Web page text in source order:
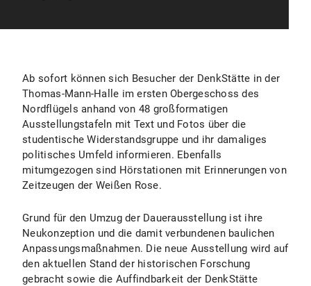
Ab sofort können sich Besucher der DenkStätte in der
Thomas-Mann-Halle im ersten Obergeschoss des
Nordflügels anhand von 48 großformatigen
Ausstellungstafeln mit Text und Fotos über die
studentische Widerstandsgruppe und ihr damaliges
politisches Umfeld informieren. Ebenfalls
mitumgezogen sind Hörstationen mit Erinnerungen von
Zeitzeugen der Weißen Rose.
Grund für den Umzug der Dauerausstellung ist ihre
Neukonzeption und die damit verbundenen baulichen
Anpassungsmaßnahmen. Die neue Ausstellung wird auf
den aktuellen Stand der historischen Forschung
gebracht sowie die Auffindbarkeit der DenkStätte